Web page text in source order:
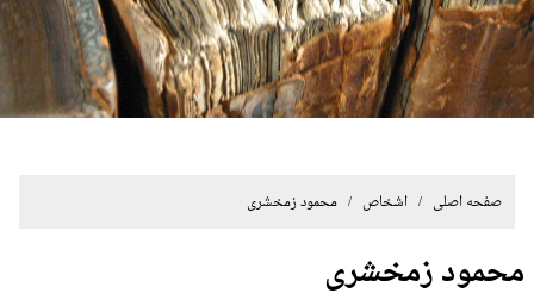
صفحه اصلی / اشخاص / محمود زمخشری
محمود زمخشری